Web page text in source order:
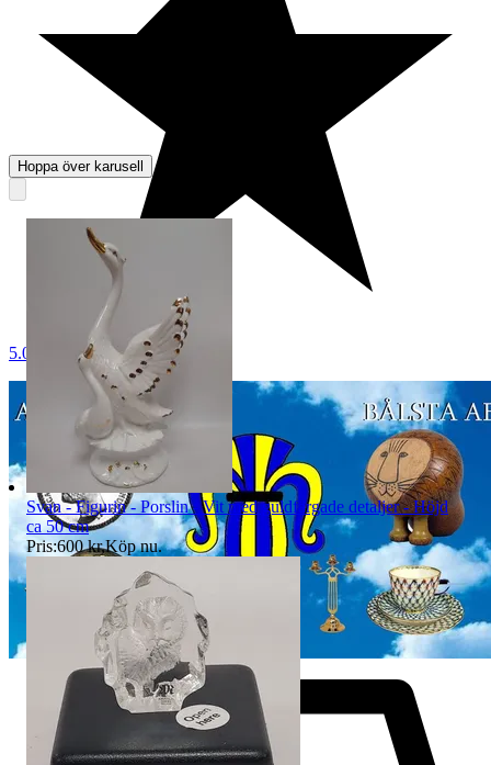
5.0
Hoppa över karusell
Svan - Figurin - Porslin - Vit med guldfärgade detaljer - Höjd
ca 50 cm
Pris:600 kr,Köp nu.